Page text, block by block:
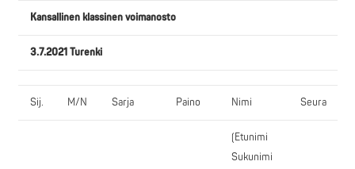
Kansallinen klassinen voimanosto
3.7.2021 Turenki
Sij. M/N Sarja Paino Nimi Seura
(Etunimi
Sukunimi